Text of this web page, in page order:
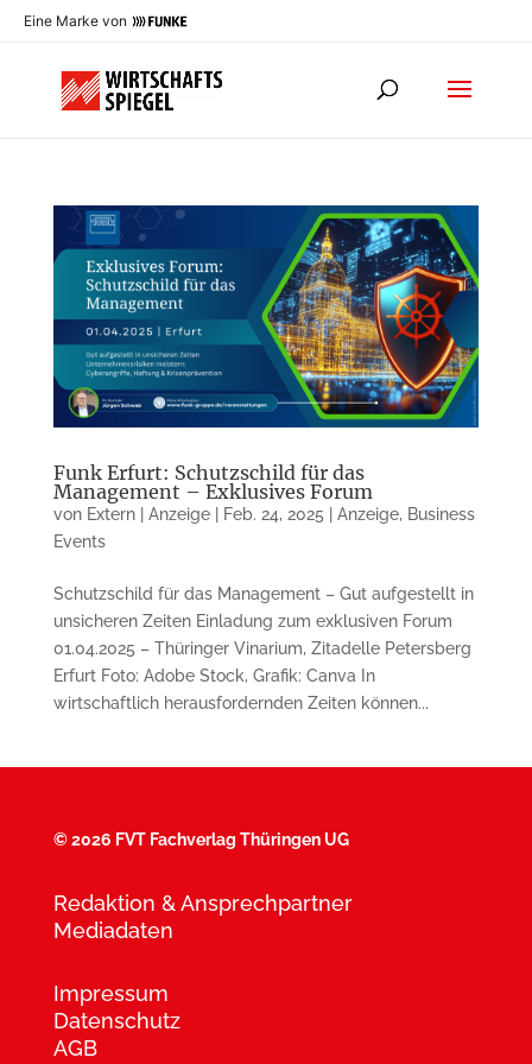
Eine Marke von
Funk Erfurt: Schutzschild für das
Management – Exklusives Forum
von Extern | Anzeige| Feb. 24, 2025 Anzeige, Business
Events
Schutzschild für das Management – Gut aufgestellt in
unsicheren Zeiten Einladung zum exklusiven Forum
01.04.2025 – Thüringer Vinarium, Zitadelle Petersberg
Erfurt Foto: Adobe Stock, Grafik: Canva In
wirtschaftlich herausfordernden Zeiten können...
©2026 FVT Fachverlag Thüringen UG
Redaktion & Ansprechpartner
Mediadaten
Impressum
Datenschutz
AGB